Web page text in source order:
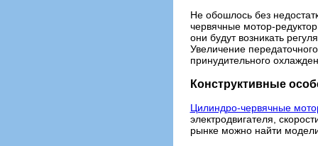
Не обошлось без
червячные мотор-
они будут возникать
Увеличение
принудительного
Конструктивные
Цилиндро-червячные
электродвигателя,
рынке можно найти